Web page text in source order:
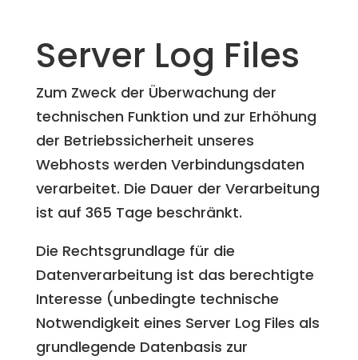
Server Log Files
Zum Zweck der Überwachung der
technischen Funktion und zur Erhöhung
der Betriebssicherheit unseres
Webhosts werden Verbindungsdaten
verarbeitet. Die Dauer der Verarbeitung
ist auf 365 Tage beschränkt.
Die Rechtsgrundlage für die
Datenverarbeitung ist das berechtigte
Interesse (unbedingte technische
Notwendigkeit eines Server Log Files als
grundlegende Datenbasis zur